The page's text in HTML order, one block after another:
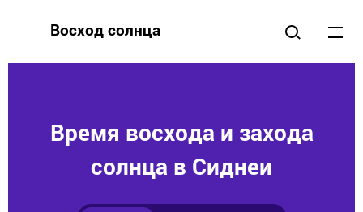
Восход солнца
Время восхода и захода
солнца в Сиднеи